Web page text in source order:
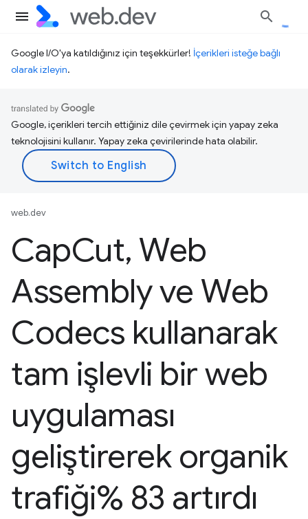
Google I/O'ya katıldığınız için teşekkürler! İçerikleri isteğe bağlı
olarak izleyin.
Google, içerikleri tercih ettiğiniz dile çevirmek için yapay zeka
teknolojisini kullanır. Yapay zeka çevirilerinde hata olabilir.
web.dev
CapCut, Web
Assembly ve Web
Codecs kullanarak
tam işlevli bir web
uygulaması
geliştirerek organik
trafiği% 83 artırdı